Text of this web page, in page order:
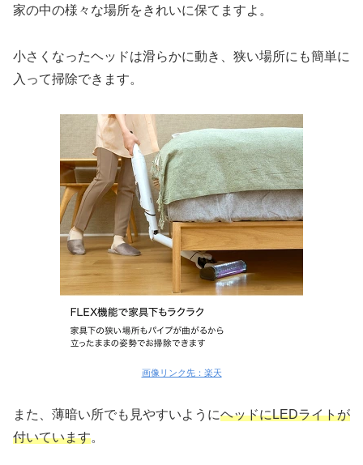
家の中の様々な場所をきれいに保てますよ。
小さくなったヘッドは滑らかに動き、狭い場所にも簡単に
入って掃除できます。
画像リンク先：楽天
また、薄暗い所でも見やすいようにヘッドにLEDライトが
付いています。